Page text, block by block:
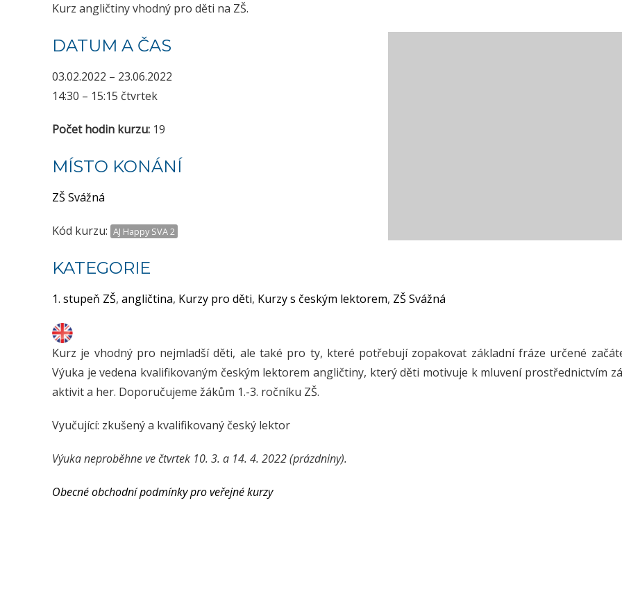
Kurz angličtiny vhodný pro děti na ZŠ.
DATUM A ČAS
03.02.2022 – 23.06.2022
14:30 – 15:15 čtvrtek
Počet hodin kurzu: 19
MÍSTO KONÁNÍ
ZŠ Svážná
Kód kurzu: AJ Happy SVA 2
KATEGORIE
1. stupeň ZŠ, angličtina, Kurzy pro děti, Kurzy s českým lektorem, ZŠ Svážná
Kurz je vhodný pro nejmladší děti, ale také pro ty, které potřebují zopakovat základní fráze určené
Výuka je vedena kvalifikovaným českým lektorem angličtiny, který děti motivuje k mluvení prostřednictvím
aktivit a her. Doporučujeme žákům 1.-3. ročníku ZŠ.
Vyučující: zkušený a kvalifikovaný český lektor
Výuka neproběhne ve čtvrtek 10. 3. a 14. 4. 2022 (prázdniny).
Obecné obchodní podmínky pro veřejné kurzy